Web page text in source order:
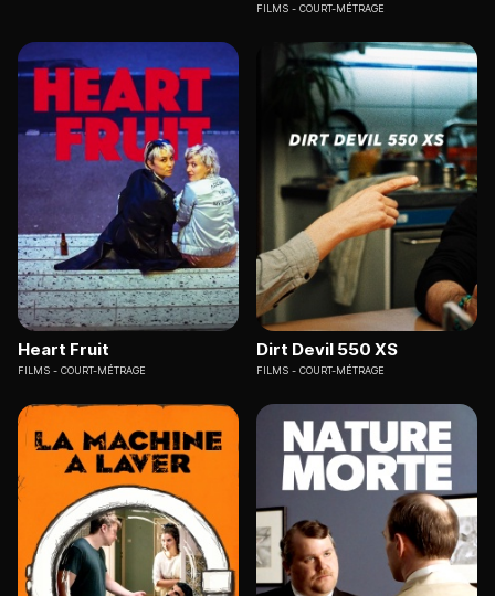
FILMS COURT-MÉTRAGE
Heart Fruit
FILMS COURT-MÉTRAGE
Dirt Devil 550 XS
FILMS COURT-MÉTRAGE